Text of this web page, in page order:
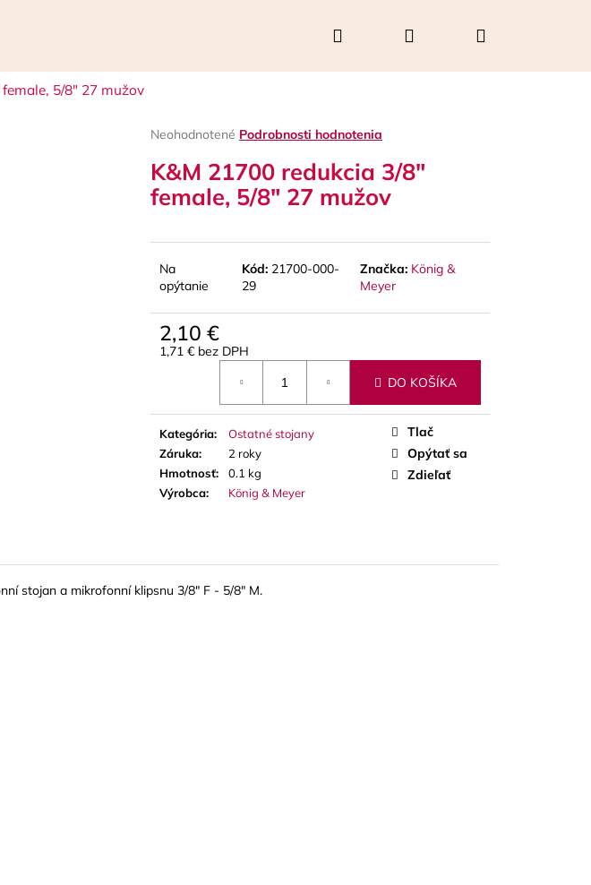
Hľadať PrihlásenieNákupný
5/8" 27 mužov
Priemerné
produktu
je
0,0
Neohodnotené Podrobnosti hodnotenia
K&M 21700 redukcia 3/8"
female, 5/8" 27 mužov
Na
opýtanie
Kód: 21700-000-
29
Značka: König &
Meyer
2,10 €
1,71 € bez DPH
DO KOŠÍKA
Kategória:
Ostatné stojany
Záruka:
2 roky
Hmotnosť:
0.1 kg
Výrobca: König & Meyer
Tlač
Opýtať sa
Zdieľať
stojan a mikrofonní klipsnu 3/8" F - 5/8" M.
VANDOREN JAVA RED CUT PLÁTKY